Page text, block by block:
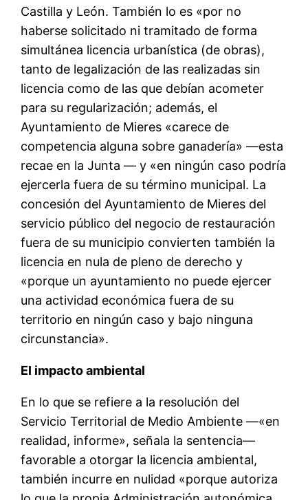
Castilla y León. También lo es «por no
haberse solicitado ni tramitado de forma
simultánea licencia urbanística (de obras),
tanto de legalización de las realizadas sin
licencia como de las que debían acometer
para su regularización; además, el
Ayuntamiento de Mieres «carece de
competencia alguna sobre ganadería» —esta
recae en la Junta — y «en ningún caso podría
ejercerla fuera de su término municipal. La
concesión del Ayuntamiento de Mieres del
servicio público del negocio de restauración
fuera de su municipio convierten también la
licencia en nula de pleno de derecho y
«porque un ayuntamiento no puede ejercer
una actividad económica fuera de su
territorio en ningún caso y bajo ninguna
circunstancia».
El impacto ambiental
En lo que se refiere a la resolución del
Servicio Territorial de Medio Ambiente —«en
realidad, informe», señala la sentencia—
favorable a otorgar la licencia ambiental,
también incurre en nulidad «porque autoriza